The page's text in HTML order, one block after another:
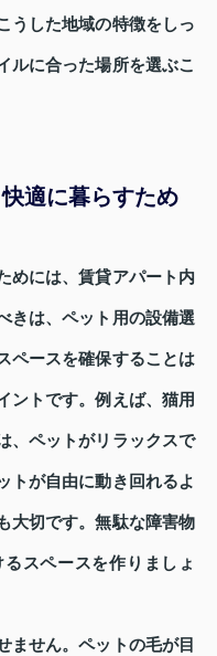
うした地域の特徴をしっ
ルに合った場所を選ぶこ
適に暮らすため
めには、賃貸アパート内
きは、ペット用の設備選
ペースを確保することは
ントです。例えば、猫用
、ペットがリラックスで
トが自由に動き回れるよ
大切です。無駄な障害物
スペースを作りましょ
ません。ペットの毛が目